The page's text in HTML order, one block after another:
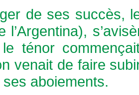
de ses succès,
l’Argentina),
ténor
venait de faire
aboiements.